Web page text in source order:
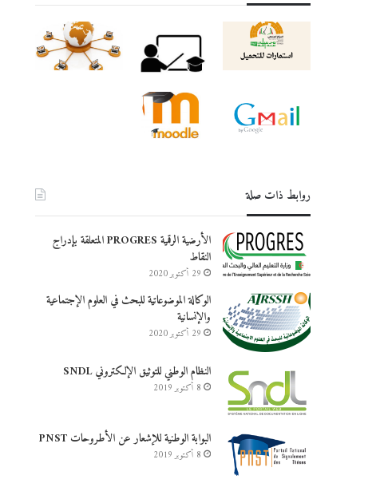
روابط ذات صلة
الأرضية الرقمية PROGRES المتعلقة بإدراج
النقاط
29 أكتوبر 2020
الوكالة الموضوعاتية للبحث في العلوم الإجتماعية
والإنسانية
29 أكتوبر 2020
النظام الوطني للتوثيق الإلكتروني SNDL
8 أكتوبر 2019
البوابة الوطنية للإشعار عن الأطروحات PNST
8 أكتوبر 2019